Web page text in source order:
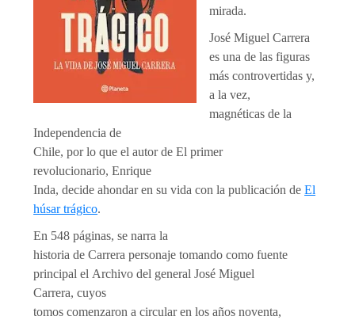
mirada.
José Miguel Carrera
es una de las figuras
más controvertidas y,
a la vez,
magnéticas de la
Independencia de
Chile, por lo que el autor de El primer
revolucionario, Enrique
Inda, decide ahondar en su vida con la publicación deEl
húsar trágico.
En 548 páginas, se narra la
historia de Carrera personaje tomando como fuente
principal el Archivo del general José Miguel
Carrera, cuyos
tomos comenzaron a circular en los años noventa,